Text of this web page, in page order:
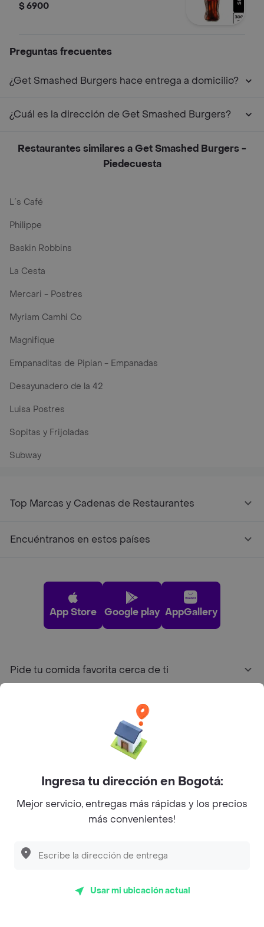
$ 6900
Preguntas frecuentes
¿Get Smashed Burgers hace entrega a domicilio?
¿Cuál es la dirección de Get Smashed Burgers?
Restaurantes similares a Get Smashed Burgers -
Piedecuesta
L´s Café
Philippe
Baskin Robbins
La Cesta
Mercari - Postres
Myriam Camhi Co
Magnifique
Empanaditas de Pipian - Empanadas
Desayunadero de la 42
Luisa Postres
Sopitas y Frijoladas
Subway
Top Marcas y Cadenas de Restaurantes
Encuéntranos en estos países
App Store Google play AppGallery
Pide tu comida favorita cerca de ti
Sobre Rappi
Facebook
TwitterInstagram
Ingresa tu dirección en Bogotá:
Mejor servicio, entregas más rápidas y los precios
más convenientes!
Usar mi ubicación actual